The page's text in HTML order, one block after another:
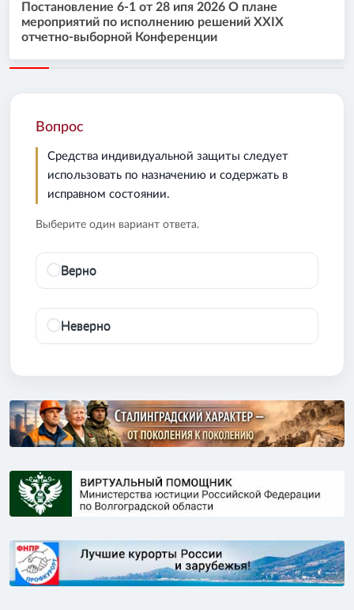
Постановление 6-1 от 28 ипя 2026 О плане
мероприятий по исполнению решений XXIX
отчетно-выборной Конференции
Вопрос
Средства индивидуальной защиты следует
использовать по назначению и содержать в
исправном состоянии.
Выберите один вариант ответа.
Верно
Неверно